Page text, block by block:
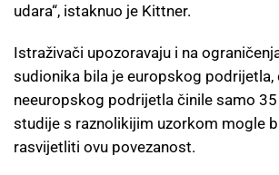
udara“, istaknuo je Kittner.
Istraživači upozoravaju i na
sudionika bila je europskog podrijetla,
neeuropskog podrijetla činile samo 35
studije s raznolikijim uzorkom mogle
rasvijetliti ovu povezanost.